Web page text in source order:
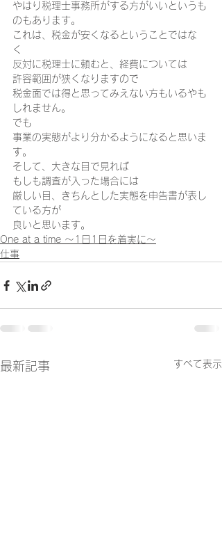
やはり税理士事務所がする方がいいというも
のもあります。
これは、税金が安くなるということではな
く
反対に税理士に頼むと、経費については
許容範囲が狭くなりますので
税金面では得と思ってみえない方もいるやも
しれません。
でも
事業の実態がより分かるようになると思いま
す。
そして、大きな目で見れば
もしも調査が入った場合には
厳しい目、きちんとした実態を申告書が表し
ている方が
良いと思います。
One at a time ～1日1日を着実に～
仕事
最新記事 すべて表示